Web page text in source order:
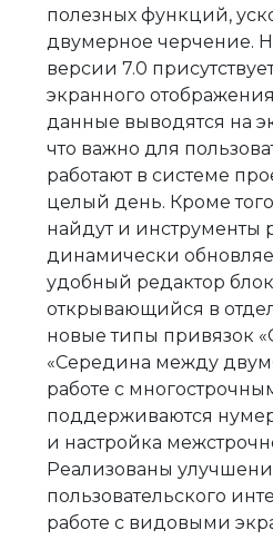
полезных функций,
двумерное черчение.
версии 7.0
экранного
данные выводятся на
что важно для
работают в системе
целый день. Кроме
найдут и инструменты
динамически
удобный редактор
открывающийся в
новые типы привязок
«Середина между
работе с
поддерживаются
и настройка
Реализованы
пользовательского
работе с видовыми